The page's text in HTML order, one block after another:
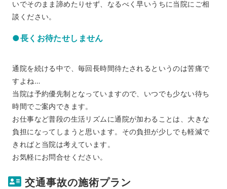
いでそのまま諦めたりせず、なるべく早いうちに当院にご相
談ください。
●長くお待たせしません
通院を続ける中で、毎回長時間待たされるというのは苦痛で
すよね…
当院は予約優先制となっていますので、いつでも少ない待ち
時間でご案内できます。
お仕事など普段の生活リズムに通院が加わることは、大きな
負担になってしまうと思います。その負担が少しでも軽減で
きればと当院は考えています。
お気軽にお問合せください。
交通事故の施術プラン